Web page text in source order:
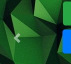
Предыдущая